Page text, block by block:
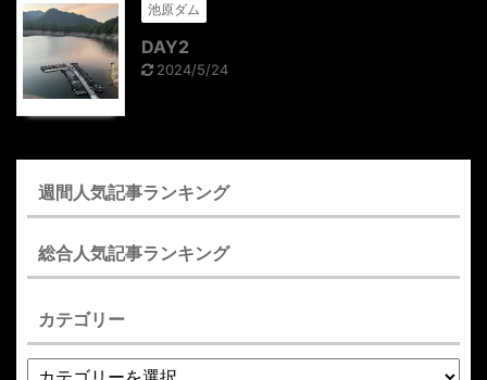
池原ダム
DAY2
2024/5/24
週間人気記事ランキング
総合人気記事ランキング
カテゴリー